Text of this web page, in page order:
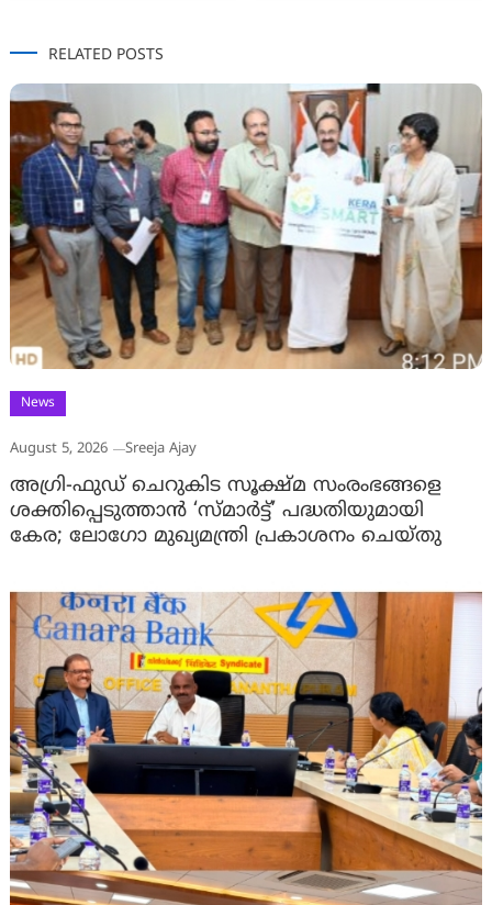
RELATED POSTS
News
August 5, 2026 Sreeja Ajay
അഗ്രി-ഫുഡ് ചെറുകിട സൂക്ഷ്മ സംരംഭങ്ങളെ
ശക്തിപ്പെടുത്താന്‍ ‘സ്മാര്‍ട്ട്’ പദ്ധതിയുമായി
കേര; ലോഗോ മുഖ്യമന്ത്രി പ്രകാശനം ചെയ്തു